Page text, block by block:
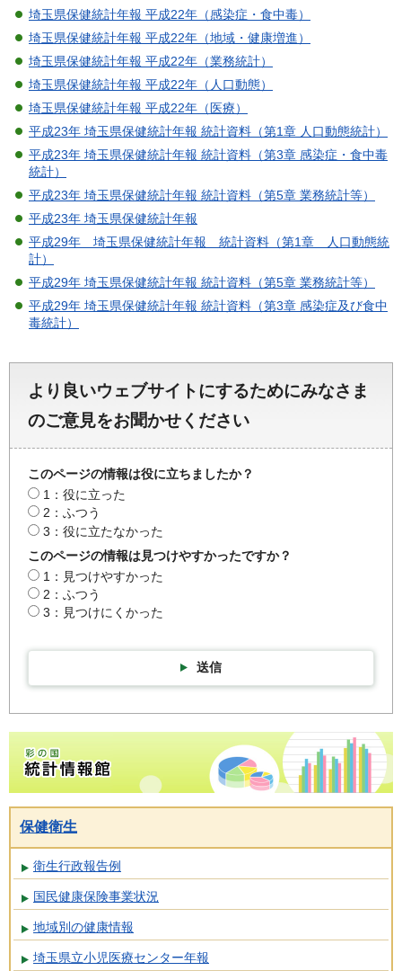
埼玉県保健統計年報 平成22年（感染症・食中毒）
埼玉県保健統計年報 平成22年（地域・健康増進）
埼玉県保健統計年報 平成22年（業務統計）
埼玉県保健統計年報 平成22年（人口動態）
埼玉県保健統計年報 平成22年（医療）
平成23年 埼玉県保健統計年報 統計資料（第1章 人口動態統計）
平成23年 埼玉県保健統計年報 統計資料（第3章 感染症・食中毒
統計）
平成23年 埼玉県保健統計年報 統計資料（第5章 業務統計等）
平成23年 埼玉県保健統計年報
平成29年 埼玉県保健統計年報 統計資料（第1章 人口動態統
計）
平成29年 埼玉県保健統計年報 統計資料（第5章 業務統計等）
平成29年 埼玉県保健統計年報 統計資料（第3章 感染症及び食中
毒統計）
より良いウェブサイトにするためにみなさま
のご意見をお聞かせください
このページの情報は役に立ちましたか？
1：役に立った
2：ふつう
3：役に立たなかった
このページの情報は見つけやすかったですか？
1：見つけやすかった
2：ふつう
3：見つけにくかった
送信
彩の国統計情報館トップページ
保健衛生
衛生行政報告例
国民健康保険事業状況
地域別の健康情報
埼玉県立小児医療センター年報